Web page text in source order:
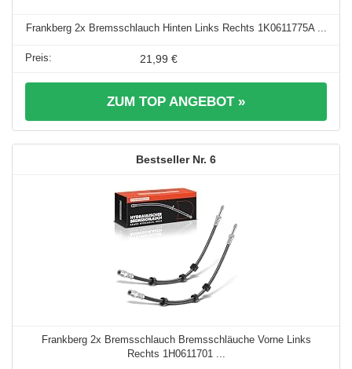
Frankberg 2x Bremsschlauch Hinten Links Rechts 1K0611775A ...
21,99 €
ZUM TOP ANGEBOT »
6
Frankberg 2x Bremsschlauch Bremsschläuche Vorne Links
Rechts 1H0611701 ...